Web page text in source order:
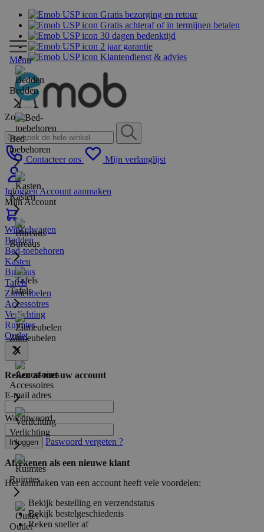
Gratis bezorging en retour
Gratis achteraf of in termijnen betalen
30 dagen bedenktijd
2 jaar garantie
Klantendienst & advies
Zoek
Contacteer ons Mijn verlanglijst
InloggenAccount aanmaken
Mijn Account
Winkelwagen
Menu
Bedden
Bed-
toebehoren
Kasten
Bureaus
Tafels
Zitmeubelen
Accessoires
Verlichting
Ruimtes
Outlet
Bedden
Bed-toebehoren
Kasten
Bureaus
Tafels
Zitmeubelen
Accessoires
Verlichting
Ruimtes
Outlet
Reken af met uw account
E-mail adres
Wachtwoord
Inloggen Paswoord vergeten ?
Afrekenen als een nieuwe klant
Het aanmaken van een account heeft vele voordelen:
Bekijk bestelling en verzendstatus
Bekijk bestelgeschiedenis
Reken sneller af